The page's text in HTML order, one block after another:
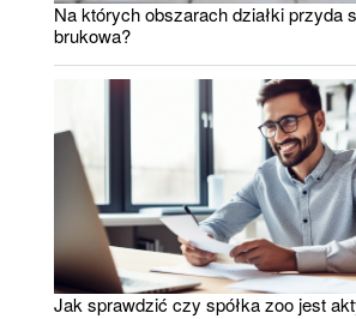
Na których obszarach działki przyda
brukowa?
Jak sprawdzić czy spółka zoo jest